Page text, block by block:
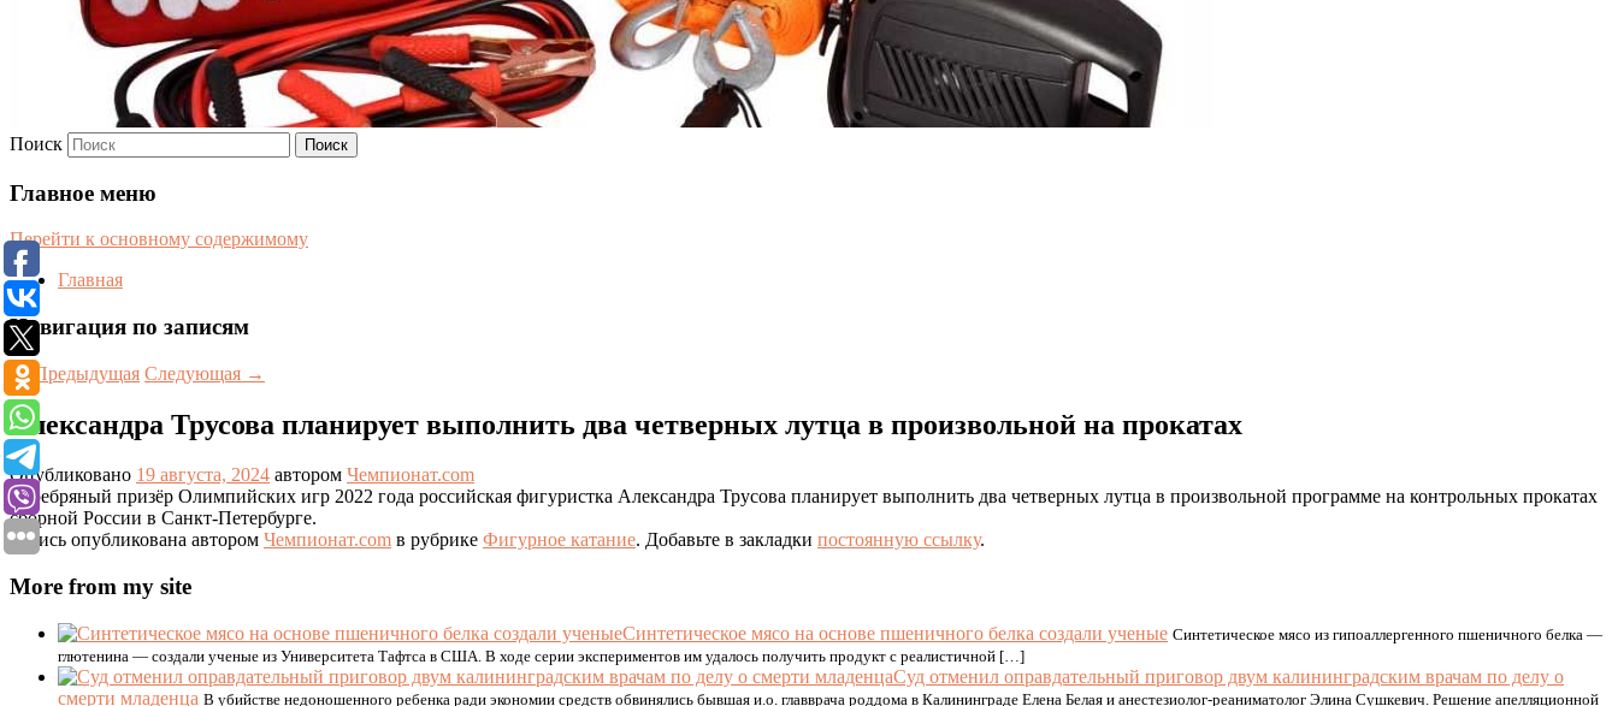
Поиск
Главное меню
Перейти к основному содержимому
Главная
Навигация по записям
←Предыдущая Следующая →
Александра Трусова планирует выполнить два четверных лутца в произвольной на прокатах
Опубликовано 19 августа, 2024 автором Чемпионат.com
Серебряный призёр Олимпийских игр 2022 года российская фигуристка Александра Трусова планирует выполнить два четверных лутца в произвольной программе на контрольных прокатах
сборной России в Санкт-Петербурге.
Запись опубликована автором Чемпионат.com в рубрике Фигурное катание. Добавьте в закладки постоянную ссылку.
More from my site
Синтетическое мясо на основе пшеничного белка создали ученые Синтетическое мясо из гипоаллергенного пшеничного белка —
глютенина — создали ученые из Университета Тафтса в США. В ходе серии экспериментов им удалось получить продукт с реалистичной […]
Суд отменил оправдательный приговор двум калининградским врачам по делу о
смерти младенца В убийстве недоношенного ребенка ради экономии средств обвинялись бывшая и.о. главврача роддома в Калининграде Елена Белая и анестезиолог-реаниматолог Элина Сушкевич. Решение апелляционной